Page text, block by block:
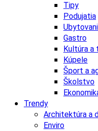
Tipy
Podujatia
Gastro
Kultúra a
Kúpele
Šport a
Školstvo
Trendy
Architektúra a
Enviro